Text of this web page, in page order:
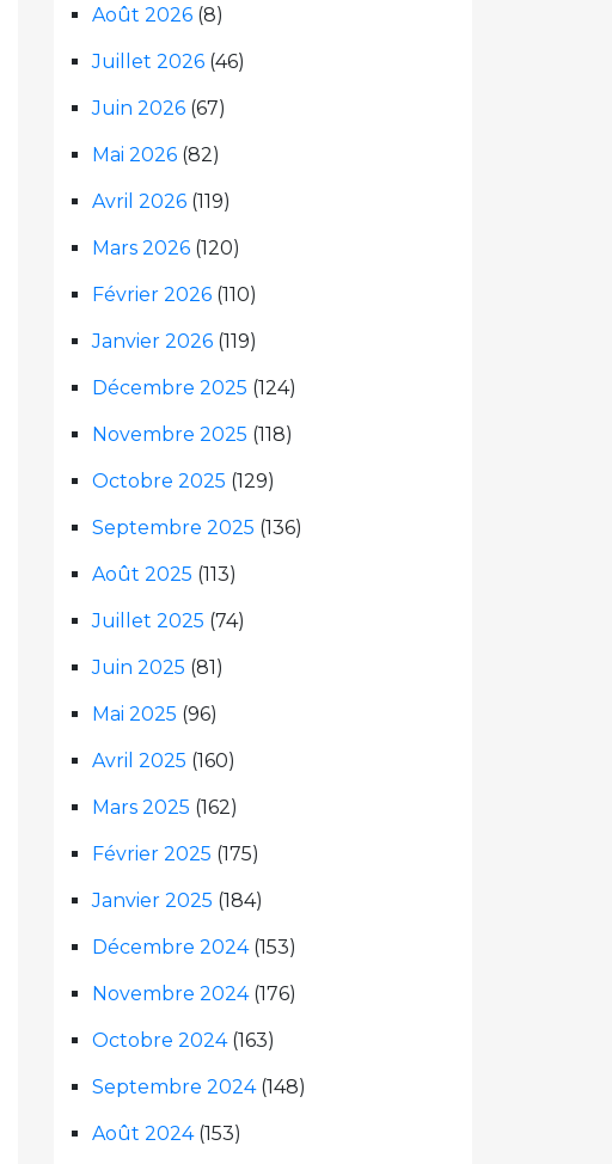
Août 2026 (8)
Juillet 2026 (46)
Juin 2026 (67)
Mai 2026 (82)
Avril 2026 (119)
Mars 2026 (120)
Février 2026 (110)
Janvier 2026 (119)
Décembre 2025 (124)
Novembre 2025 (118)
Octobre 2025 (129)
Septembre 2025 (136)
Août 2025 (113)
Juillet 2025 (74)
Juin 2025 (81)
Mai 2025 (96)
Avril 2025 (160)
Mars 2025 (162)
Février 2025 (175)
Janvier 2025 (184)
Décembre 2024(153)
Novembre 2024(176)
Octobre 2024(163)
Septembre 2024(148)
Août 2024(153)